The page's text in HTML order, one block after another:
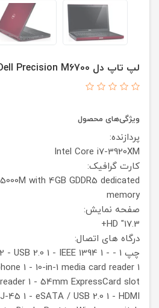
لپ تاپ دل Dell Precision M6700
ویژگی‌های محصول
پردازنده:
Intel Core i7-3920XM
کارت گرافیک:
with 4GB GDDR5 dedicated
memory
صفحه نمایش:
17.3" HD+
درگاه های اتصال:
چپ 1 - Lock Slot
2 - USB 2.0 1 - IEEE 1394 1 -
1 - 10-in-1 media card reader 1
1 - 54mm ExpressCard slot
45 1 - eSATA / USB 2.0 1 - HDMI